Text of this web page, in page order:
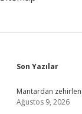
Son Yazılar
Mantardan
Ağustos 9, 2026